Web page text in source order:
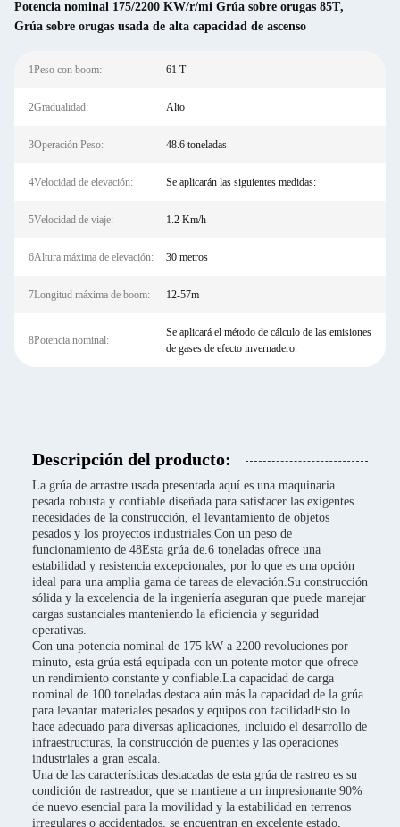
Potencia nominal 175/2200 KW/r/mi Grúa sobre orugas 85T,
Grúa sobre orugas usada de alta capacidad de ascenso
1Peso con boom: 61 T
2Gradualidad: Alto
3Operación Peso: 48.6 toneladas
4Velocidad de elevación: Se aplicarán las siguientes medidas:
5Velocidad de viaje: 1.2 Km/h
6Altura máxima de elevación: 30 metros
7Longitud máxima de boom: 12-57m
8Potencia nominal:
Se aplicará el método de cálculo de las emisiones
de gases de efecto invernadero.
Descripción del producto:
La grúa de arrastre usada presentada aquí es una maquinaria
pesada robusta y confiable diseñada para satisfacer las exigentes
necesidades de la construcción, el levantamiento de objetos
pesados y los proyectos industriales.Con un peso de
funcionamiento de 48Esta grúa de.6 toneladas ofrece una
estabilidad y resistencia excepcionales, por lo que es una opción
ideal para una amplia gama de tareas de elevación.Su construcción
sólida y la excelencia de la ingeniería aseguran que puede manejar
cargas sustanciales manteniendo la eficiencia y seguridad
operativas.
Con una potencia nominal de 175 kW a 2200 revoluciones por
minuto, esta grúa está equipada con un potente motor que ofrece
un rendimiento constante y confiable.La capacidad de carga
nominal de 100 toneladas destaca aún más la capacidad de la grúa
para levantar materiales pesados y equipos con facilidadEsto lo
hace adecuado para diversas aplicaciones, incluido el desarrollo de
infraestructuras, la construcción de puentes y las operaciones
industriales a gran escala.
Una de las características destacadas de esta grúa de rastreo es su
condición de rastreador, que se mantiene a un impresionante 90%
de nuevo.esencial para la movilidad y la estabilidad en terrenos
irregulares o accidentados, se encuentran en excelente estado,